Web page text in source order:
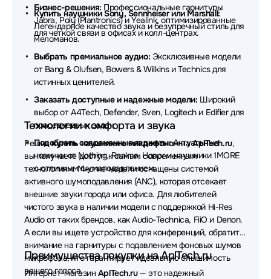
Наушники MCHOSE Наушники ExeGate
Наушники Belkin Наушники Defunc
Наушники Dell Наушники Simgot
Наушники Canyon
Наушники MUSIC PUBLIC KINGDOM
Наушники AverMedia Наушники OLMIO
Наушники Nothing Наушники CROWN micro
Наушники Ttec Наушники X-Game
Наушники Koss Наушники Bowers & Wilkins
Наушники Dark Project Наушники Lyambda
Бизнес-решения: Профессиональные гарнитуры
Jabra, Poly (Plantronics) и Yealink, оптимизированные
для четкой связи в офисах и колл-центрах.
Купить наушники Sony, Sennheiser или Marshall:
Легендарное качество звука и безупречный стиль для
меломанов.
Выбрать премиальное аудио: Эксклюзивные модели
от Bang & Olufsen, Bowers & Wilkins и Technics для
истинных ценителей.
Заказать доступные и надежные модели: Широкий
выбор от A4Tech, Defender, Sven, Logitech и Edifier для
повседневных задач.
Подобрать современные гаджеты:Актуальные
новинки от Nothing, Realme, Honor и наушники 1MORE
с отличным шумоподавлением.
Технологии комфорта и звука
Решивкупить наушники с микрофономнаAplTech.ru,
вы получаете доступ к самым современным
технологиям. Многие модели оснащены системой
активного шумоподавления (ANC), которая отсекает
внешние звуки города или офиса. Для любителей
чистого звука в наличии модели с поддержкой Hi-Res
Audio от таких брендов, как Audio-Technica, FiiO и Denon.
А если вы ищете устройство для конференций, обратите
внимание на гарнитуры с подавлением фоновых шумов
микрофона, что гарантирует идеальную слышимость
вашего голоса.
Преимущества покупки на AplTech.ru
Интернет-магазин AplTech.ru— это надежный